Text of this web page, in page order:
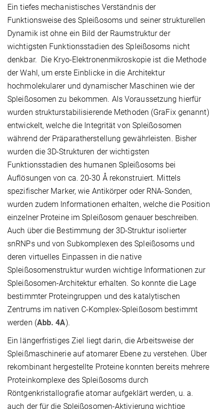
Ein tiefes mechanistisches Verständnis der
Funktionsweise des Spleißosoms und seiner strukturellen
Dynamik ist ohne ein Bild der Raumstruktur der
wichtigsten Funktionsstadien des Spleißosoms nicht
denkbar. Die Kryo-Elektronenmikroskopie ist die Methode
der Wahl, um erste Einblicke in die Architektur
hochmolekularer und dynamischer Maschinen wie der
Spleißosomen zu bekommen. Als Voraussetzung hierfür
wurden strukturstabilisierende Methoden (GraFix genannt)
entwickelt, welche die Integrität von Spleißosomen
während der Präparatherstellung gewährleisten. Bisher
wurden die 3D-Strukturen der wichtigsten
Funktionsstadien des humanen Spleißosoms bei
Auflösungen von ca. 20-30 Å rekonstruiert. Mittels
spezifischer Marker, wie Antikörper oder RNA-Sonden,
wurden zudem Informationen erhalten, welche die Position
einzelner Proteine im Spleißosom genauer beschreiben.
Auch über die Bestimmung der 3D-Struktur isolierter
snRNPs und von Subkomplexen des Spleißosoms und
deren virtuelles Einpassen in die native
Spleißosomenstruktur wurden wichtige Informationen zur
Spleißosomen-Architektur erhalten. So konnte die Lage
bestimmter Proteingruppen und des katalytischen
Zentrums im nativen C-Komplex-Spleißosom bestimmt
werden (Abb. 4A).
Ein längerfristiges Ziel liegt darin, die Arbeitsweise der
Spleißmaschinerie auf atomarer Ebene zu verstehen. Über
rekombinant hergestellte Proteine konnten bereits mehrere
Proteinkomplexe des Spleißosoms durch
Röntgenkristallografie atomar aufgeklärt werden, u. a.
auch der für die Spleißosomen-Aktivierung wichtige